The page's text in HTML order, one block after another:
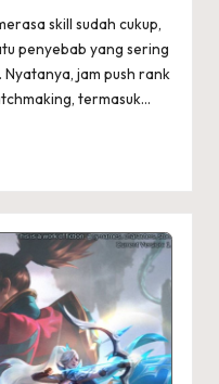
skill sudah cukup,
penyebab yang sering
jam push rank
termasuk…